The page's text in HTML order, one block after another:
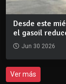
Desde este
el gasoil
Jun 30 2026
Ver más